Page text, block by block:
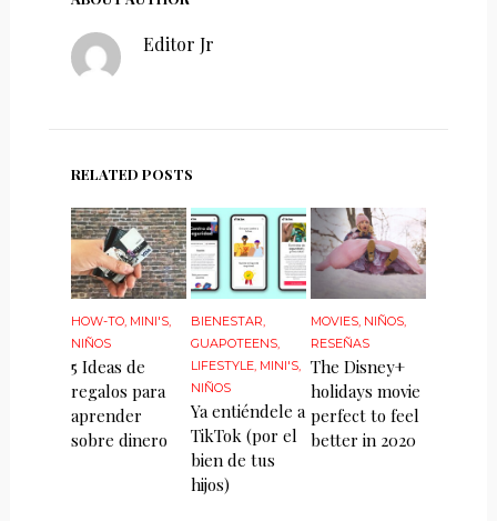
Editor Jr
RELATED POSTS
HOW-TO, MINI'S,
NIÑOS
5 Ideas de
regalos para
aprender
sobre dinero
BIENESTAR,
GUAPOTEENS,
LIFESTYLE, MINI'S,
NIÑOS
Ya entiéndele a
TikTok (por el
bien de tus
hijos)
MOVIES, NIÑOS,
RESEÑAS
The Disney+
holidays movie
perfect to feel
better in 2020